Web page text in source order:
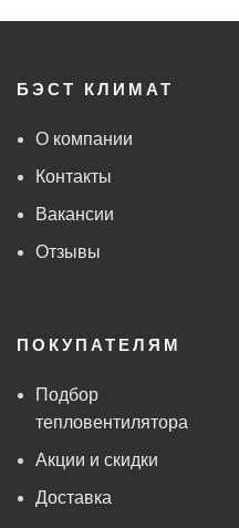
БЭСТ КЛИМАТ
О компании
Контакты
Вакансии
Отзывы
ПОКУПАТЕЛЯМ
Подбор
тепловентилятора
Акции и скидки
Доставка